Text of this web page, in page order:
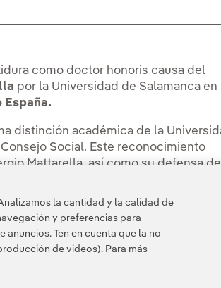
como doctor honoris causa del
por la Universidad de Salamanca en
España.
distinción académica de la
Social. Este reconocimiento
Mattarella, así como su defensa
la cantidad y la calidad de
y preferencias para
Ten en cuenta que la no
de videos). Para más